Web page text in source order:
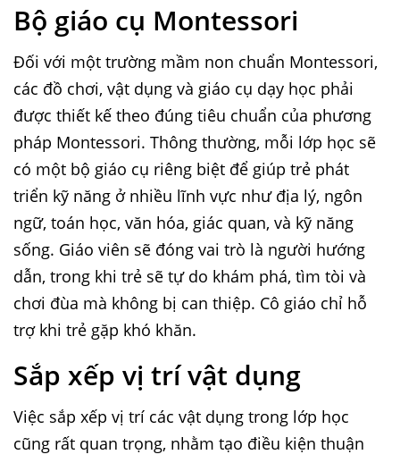
Bộ giáo cụ Montessori
Đối với một trường mầm non chuẩn Montessori,
các đồ chơi, vật dụng và giáo cụ dạy học phải
được thiết kế theo đúng tiêu chuẩn của phương
pháp Montessori. Thông thường, mỗi lớp học sẽ
có một bộ giáo cụ riêng biệt để giúp trẻ phát
triển kỹ năng ở nhiều lĩnh vực như địa lý, ngôn
ngữ, toán học, văn hóa, giác quan, và kỹ năng
sống. Giáo viên sẽ đóng vai trò là người hướng
dẫn, trong khi trẻ sẽ tự do khám phá, tìm tòi và
chơi đùa mà không bị can thiệp. Cô giáo chỉ hỗ
trợ khi trẻ gặp khó khăn.
Sắp xếp vị trí vật dụng
Việc sắp xếp vị trí các vật dụng trong lớp học
cũng rất quan trọng, nhằm tạo điều kiện thuận